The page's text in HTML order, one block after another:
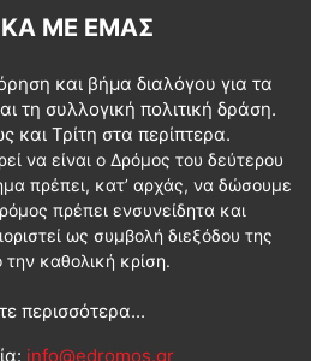
ΜΕ ΕΜΆΣ
και βήμα διαλόγου για τα
τη συλλογική πολιτική δράση.
και Τρίτη στα περίπτερα.
να είναι ο Δρόμος του δεύτερου
πρέπει, κατ’ αρχάς, να δώσουμε
πρέπει ενσυνείδητα και
ως συμβολή διεξόδου της
καθολική κρίση.
περισσότερα...
info@edromos.gr